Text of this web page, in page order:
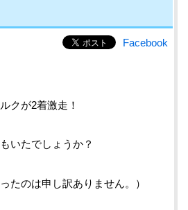
Facebook
クが2着激走！
いたでしょうか？
たのは申し訳ありません。）